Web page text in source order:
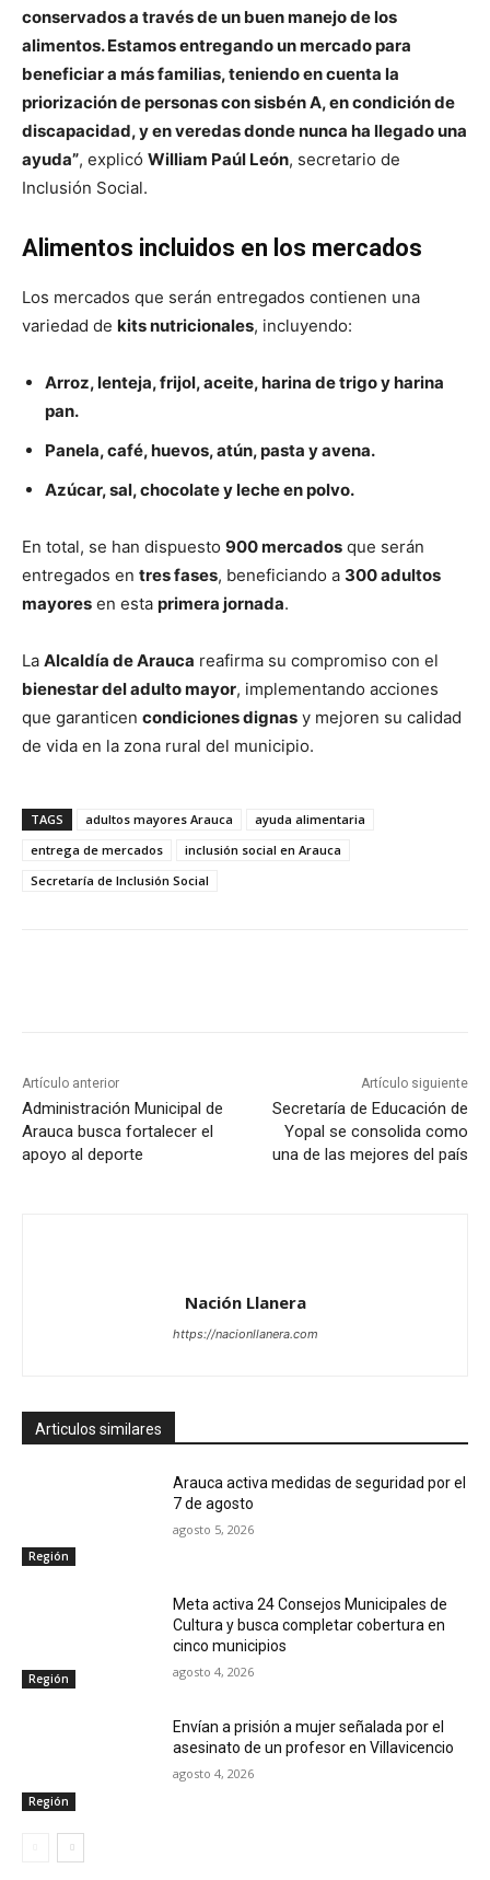
conservados a través de un buen manejo de los
alimentos. Estamos entregando un mercado para
beneficiar a más familias, teniendo en cuenta la
priorización de personas con sisbén A, en condición de
discapacidad, y en veredas donde nunca ha llegado una
ayuda”, explicó William Paúl León, secretario de
Inclusión Social.
Alimentos incluidos en los mercados
Los mercados que serán entregados contienen una
variedad de kits nutricionales, incluyendo:
Arroz, lenteja, frijol, aceite, harina de trigo y harina
pan.
Panela, café, huevos, atún, pasta y avena.
Azúcar, sal, chocolate y leche en polvo.
En total, se han dispuesto 900 mercados que serán
entregados en tres fases, beneficiando a 300 adultos
mayores en esta primera jornada.
La Alcaldía de Arauca reafirma su compromiso con el
bienestar del adulto mayor, implementando acciones
que garanticen condiciones dignas y mejoren su calidad
de vida en la zona rural del municipio.
TAGS adultos mayores Arauca
ayuda alimentaria
entrega de mercados
inclusión social en Arauca
Secretaría de Inclusión Social
Artículo anterior
Administración Municipal de
Arauca busca fortalecer el
apoyo al deporte
Artículo siguiente
Secretaría de Educación de
Yopal se consolida como
una de las mejores del país
Nación Llanera
https://nacionllanera.com
Articulos similares
Región
Arauca activa medidas de seguridad por el
7 de agosto
agosto 5, 2026
Región
Meta activa 24 Consejos Municipales de
Cultura y busca completar cobertura en
cinco municipios
agosto 4, 2026
Región
Envían a prisión a mujer señalada por el
asesinato de un profesor en Villavicencio
agosto 4, 2026